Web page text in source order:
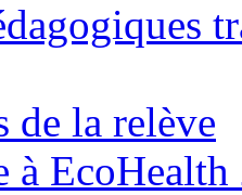
de la relève
à EcoHealth